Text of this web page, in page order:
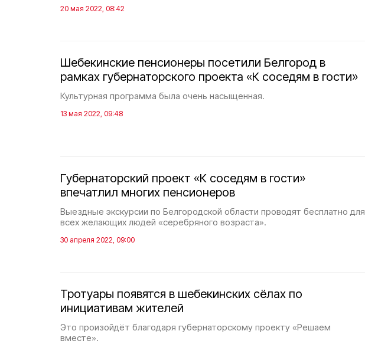
20 мая 2022, 08:42
Шебекинские пенсионеры посетили Белгород в
рамках губернаторского проекта «К соседям в гости»
Культурная программа была очень насыщенная.
13 мая 2022, 09:48
Губернаторский проект «К соседям в гости»
впечатлил многих пенсионеров
Выездные экскурсии по Белгородской области проводят бесплатно для
всех желающих людей «серебряного возраста».
30 апреля 2022, 09:00
Тротуары появятся в шебекинских сёлах по
инициативам жителей
Это произойдёт благодаря губернаторскому проекту «Решаем
вместе».